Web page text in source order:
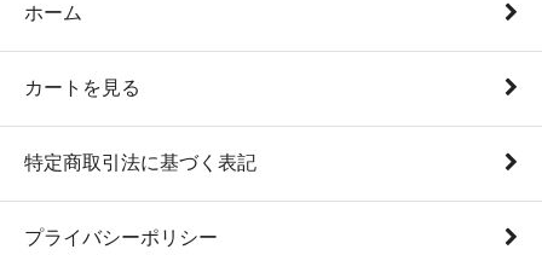
ホーム
カートを見る
特定商取引法に基づく表記
プライバシーポリシー